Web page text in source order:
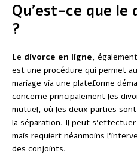
Qu’est-ce que le
?
Le divorce en ligne,
est une procédure qui permet
mariage via une plateforme
concerne principalement les
mutuel, où les deux parties
la séparation. Il peut
mais requiert néanmoins
des conjoints.